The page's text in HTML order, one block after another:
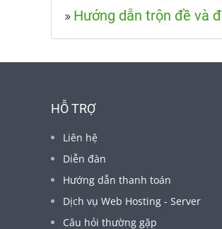
Hướng dẫn trộn đề và
HỖ TRỢ
Liên hệ
Diễn đàn
Hướng dẫn thanh toán
Dịch vụ Web Hosting - Server
Câu hỏi thường gặp